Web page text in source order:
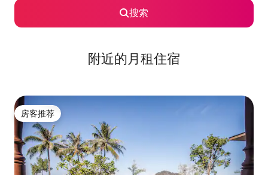
搜索
附近的月租住宿
房客推荐
房客推荐